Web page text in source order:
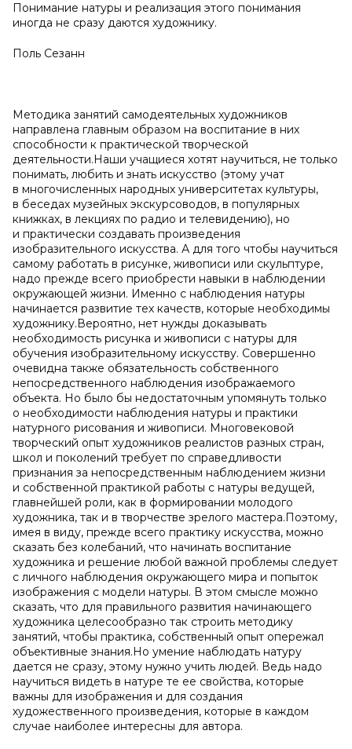
Понимание натуры и реализация этого понимания
иногда не сразу даются художнику.
Поль Сезанн
Методика занятий самодеятельных художников
направлена главным образом на воспитание в них
способности к практической творческой
деятельности.Наши учащиеся хотят научиться, не только
понимать, любить и знать искусство (этому учат
в многочисленных народных университетах культуры,
в беседах музейных экскурсоводов, в популярных
книжках, в лекциях по радио и телевидению), но
и практически создавать произведения
изобразительного искусства. А для того чтобы научиться
самому работать в рисунке, живописи или скульптуре,
надо прежде всего приобрести навыки в наблюдении
окружающей жизни. Именно с наблюдения натуры
начинается развитие тех качеств, которые необходимы
художнику.Вероятно, нет нужды доказывать
необходимость рисунка и живописи с натуры для
обучения изобразительному искусству. Совершенно
очевидна также обязательность собственного
непосредственного наблюдения изображаемого
объекта. Но было бы недостаточным упомянуть только
о необходимости наблюдения натуры и практики
натурного рисования и живописи. Многовековой
творческий опыт художников реалистов разных стран,
школ и поколений требует по справедливости
признания за непосредственным наблюдением жизни
и собственной практикой работы с натуры ведущей,
главнейшей роли, как в формировании молодого
художника, так и в творчестве зрелого мастера.Поэтому,
имея в виду, прежде всего практику искусства, можно
сказать без колебаний, что начинать воспитание
художника и решение любой важной проблемы следует
с личного наблюдения окружающего мира и попыток
изображения с модели натуры. В этом смысле можно
сказать, что для правильного развития начинающего
художника целесообразно так строить методику
занятий, чтобы практика, собственный опыт опережал
объективные знания.Но умение наблюдать натуру
дается не сразу, этому нужно учить людей. Ведь надо
научиться видеть в натуре те ее свойства, которые
важны для изображения и для создания
художественного произведения, которые в каждом
случае наиболее интересны для автора.